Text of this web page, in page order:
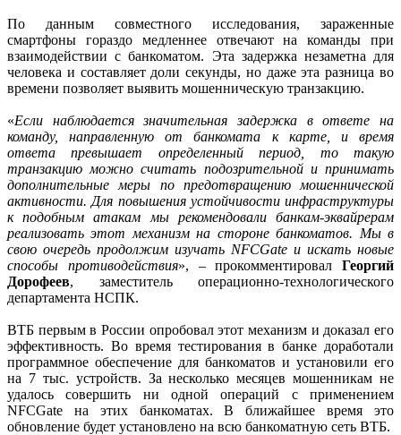
По данным совместного исследования, зараженные
смартфоны гораздо медленнее отвечают на команды при
взаимодействии с банкоматом. Эта задержка незаметна для
человека и составляет доли секунды, но даже эта разница во
времени позволяет выявить мошенническую транзакцию.
«Если наблюдается значительная задержка в ответе на
команду, направленную от банкомата к карте, и время
ответа превышает определенный период, то такую
транзакцию можно считать подозрительной и принимать
дополнительные меры по предотвращению мошеннической
активности. Для повышения устойчивости инфраструктуры
к подобным атакам мы рекомендовали банкам-эквайрерам
реализовать этот механизм на стороне банкоматов. Мы в
свою очередь продолжим изучать NFCGate и искать новые
способы противодействия», – прокомментировал Георгий
Дорофеев, заместитель операционно-технологического
департамента НСПК.
ВТБ первым в России опробовал этот механизм и доказал его
эффективность. Во время тестирования в банке доработали
программное обеспечение для банкоматов и установили его
на 7 тыс. устройств. За несколько месяцев мошенникам не
удалось совершить ни одной операций с применением
NFCGate на этих банкоматах. В ближайшее время это
обновление будет установлено на всю банкоматную сеть ВТБ.